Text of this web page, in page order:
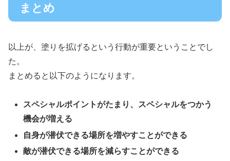
まとめ
以上が、塗りを拡げるという行動が重要ということでし
た。
まとめると以下のようになります。
スペシャルポイントがたまり、スペシャルをつかう
機会が増える
自身が潜伏できる場所を増やすことができる
敵が潜伏できる場所を減らすことができる